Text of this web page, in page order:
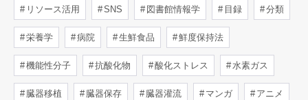
リソース活用 SNS 図書館情報学 目録 分類
栄養学 病院 生鮮食品 鮮度保持法
機能性分子 抗酸化物 酸化ストレス 水素ガス
臓器移植 臓器保存 臓器灌流 マンガ アニメ